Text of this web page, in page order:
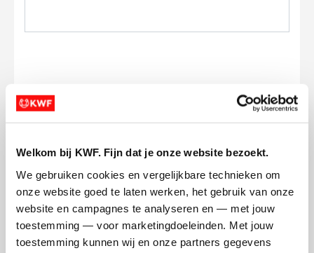
Welkom bij KWF. Fijn dat je onze website bezoekt.
We gebruiken cookies en vergelijkbare technieken om
onze website goed te laten werken, het gebruik van onze
website en campagnes te analyseren en — met jouw
toestemming — voor marketingdoeleinden. Met jouw
toestemming kunnen wij en onze partners gegevens
Ik wil bijdragen aan de transactiekosten
Doneer nu
Opgehaald Streefbedrag